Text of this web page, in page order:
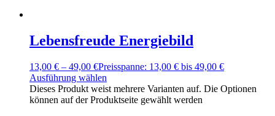
Lebensfreude Energiebild
13,00 € – 49,00 €Preisspanne: 13,00 € bis 49,00 €
Ausführung wählen
Dieses Produkt weist mehrere Varianten auf. Die Optionen
können auf der Produktseite gewählt werden